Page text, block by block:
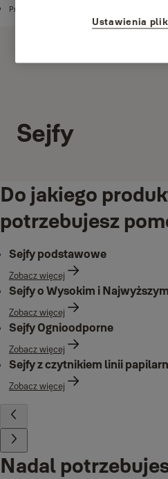
Produkty
Sejfy
Do jakiego
potrzebujesz
Sejfy podstawowe
Zobacz więcej
Sejfy o Wysokim i
Zobacz więcej
Sejfy Ognioodporne
Zobacz więcej
Sejfy z czytnikiem linii
Zobacz więcej
Nadal
Ustawienia